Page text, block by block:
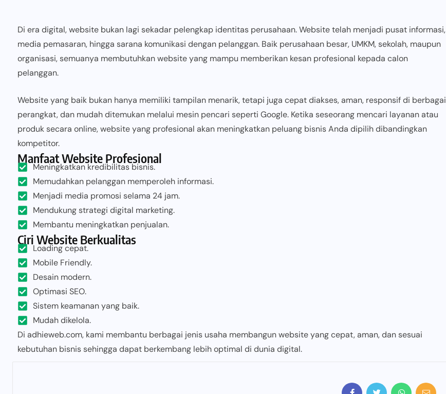
Di era digital, website bukan lagi sekadar pelengkap identitas perusahaan. Website telah menjadi pusat informasi,
media pemasaran, hingga sarana komunikasi dengan pelanggan. Baik perusahaan besar, UMKM, sekolah, maupun
organisasi, semuanya membutuhkan website yang mampu memberikan kesan profesional kepada calon
pelanggan.
Website yang baik bukan hanya memiliki tampilan menarik, tetapi juga cepat diakses, aman, responsif di berbagai
perangkat, dan mudah ditemukan melalui mesin pencari seperti Google. Ketika seseorang mencari layanan atau
produk secara online, website yang profesional akan meningkatkan peluang bisnis Anda dipilih dibandingkan
kompetitor.
Manfaat Website Profesional
Meningkatkan kredibilitas bisnis.
Memudahkan pelanggan memperoleh informasi.
Menjadi media promosi selama 24 jam.
Mendukung strategi digital marketing.
Membantu meningkatkan penjualan.
Ciri Website Berkualitas
Loading cepat.
Mobile Friendly.
Desain modern.
Optimasi SEO.
Sistem keamanan yang baik.
Mudah dikelola.
Di adhieweb.com, kami membantu berbagai jenis usaha membangun website yang cepat, aman, dan sesuai
kebutuhan bisnis sehingga dapat berkembang lebih optimal di dunia digital.